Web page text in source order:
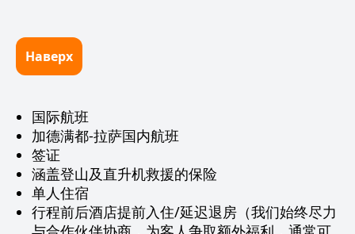
Наверх
国际航班
加德满都-拉萨国内航班
签证
涵盖登山及直升机救援的保险
单人住宿
行程前后酒店提前入住/延迟退房（我们始终尽力